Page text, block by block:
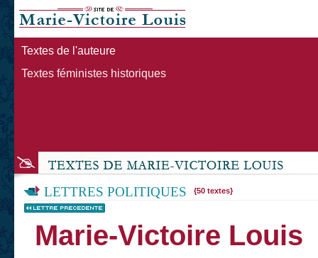
Textes de l'auteure
Textes féministes historiques
LETTRES POLITIQUES {50 textes}
Marie-Victoire Louis